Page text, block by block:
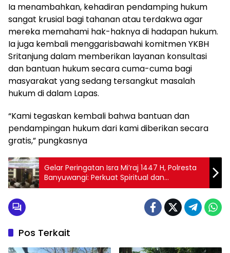
Ia menambahkan, kehadiran pendamping hukum
sangat krusial bagi tahanan atau terdakwa agar
mereka memahami hak-haknya di hadapan hukum.
Ia juga kembali menggarisbawahi komitmen YKBH
Sritanjung dalam memberikan layanan konsultasi
dan bantuan hukum secara cuma-cuma bagi
masyarakat yang sedang tersangkut masalah
hukum di dalam Lapas.
“Kami tegaskan kembali bahwa bantuan dan
pendampingan hukum dari kami diberikan secara
gratis,” pungkasnya
Gelar Peringatan Isra Mi’raj 1447 H, Polresta
Banyuwangi: Perkuat Spiritual dan
kepedulian sosial
Pos Terkait